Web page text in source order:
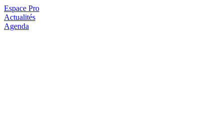
Espace Pro
Actualités
Agenda